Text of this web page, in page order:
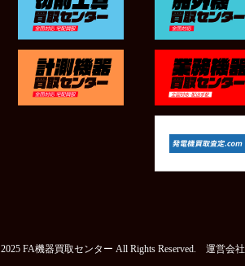
FA機器買取センター All Rights Reserved. 運営会社